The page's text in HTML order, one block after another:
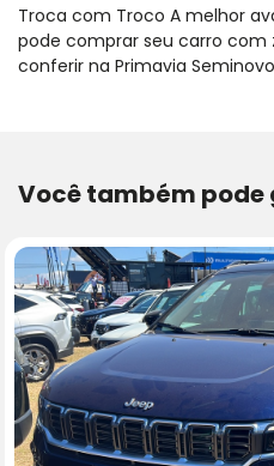
Troca com Troco A melhor
pode comprar seu carro com
conferir na Primavia
Você também pode